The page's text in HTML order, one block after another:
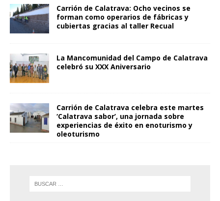
Carrión de Calatrava: Ocho vecinos se
forman como operarios de fábricas y
cubiertas gracias al taller Recual
La Mancomunidad del Campo de Calatrava
celebró su XXX Aniversario
Carrión de Calatrava celebra este martes
‘Calatrava sabor’, una jornada sobre
experiencias de éxito en enoturismo y
oleoturismo